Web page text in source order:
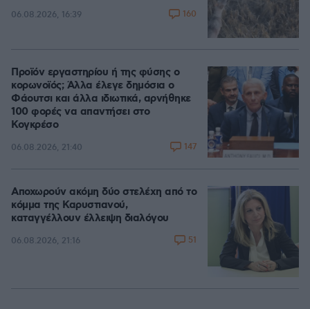
06.08.2026, 16:39 160
Προϊόν εργαστηρίου ή της φύσης ο
κορωνοϊός; Άλλα έλεγε δημόσια ο
Φάουτσι και άλλα ιδιωτικά, αρνήθηκε
100 φορές να απαντήσει στο
Κογκρέσο
06.08.2026, 21:40 147
Αποχωρούν ακόμη δύο στελέχη από το
κόμμα της Καρυστιανού,
καταγγέλλουν έλλειψη διαλόγου
06.08.2026, 21:16 51